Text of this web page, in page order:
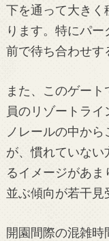
下を通って大きく
ります。特にパ
前で待ち合わせす
また、このゲー
員のリゾートラ
ノレールの中か
が、慣れていな
るイメージがあ
並ぶ傾向が若干見
開園間際の混雑